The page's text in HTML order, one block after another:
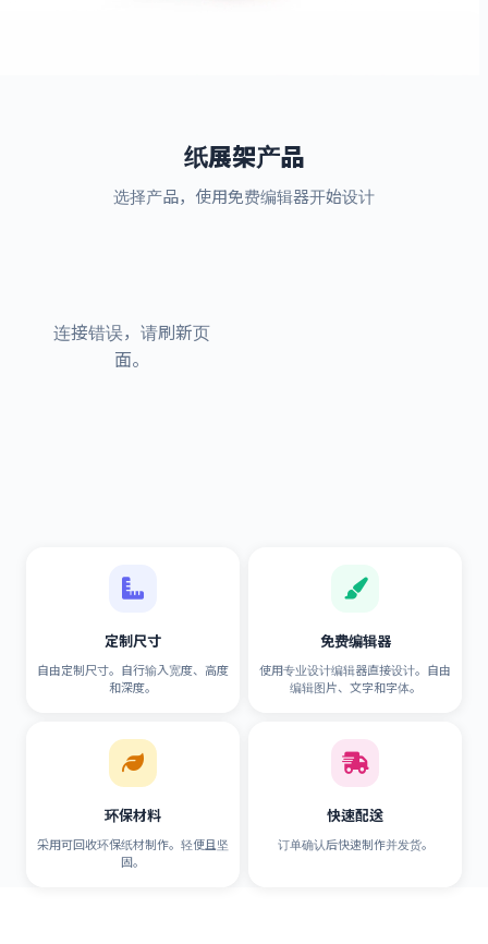
纸展架产品
选择产品，使用免费编辑器开始设计
连接错误，请刷新页
面。
定制尺寸
自由定制尺寸。自行输入宽度、高度
和深度。
免费编辑器
使用专业设计编辑器直接设计。自由
编辑图片、文字和字体。
环保材料
采用可回收环保纸材制作。轻便且坚
固。
快速配送
订单确认后快速制作并发货。